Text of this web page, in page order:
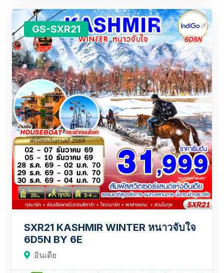
GS-SXR21
SXR21 KASHMIR WINTER หนาวจับใจ
6D5N BY 6E
อินเดีย